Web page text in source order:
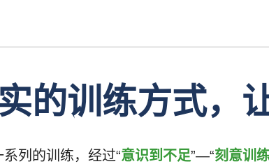
的训练方式，
列的训练，经过“意识到不足”—“刻意训